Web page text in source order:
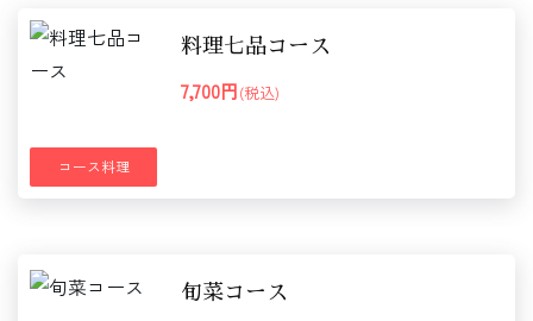
コース料理
料理七品コース
7,700円(税込)
旬菜コース